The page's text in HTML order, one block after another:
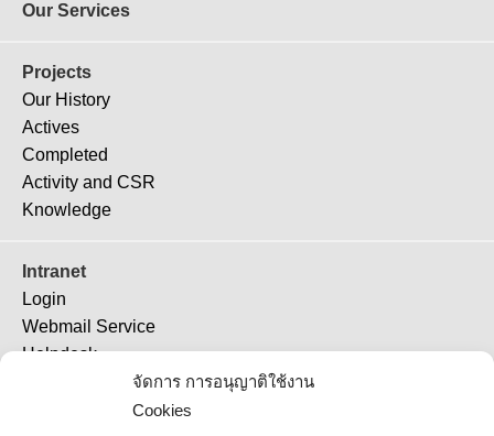
จัดการ การอนุญาติใช้งาน
Cookies
Our Services
Projects
Our History
Actives
Completed
Activity and CSR
Knowledge
Intranet
Login
Webmail Service
Helpdesk
TeamViewer 11
TeamViewer (QS)